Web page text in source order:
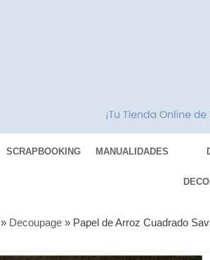
SCRAPBOOKING MANUALIDADES
» Decoupage » Papel de Arroz Cuadrado